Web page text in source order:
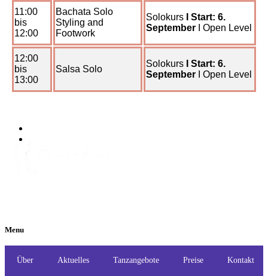
11:00
bis
12:00
Bachata Solo
Styling and
Footwork
Solokurs
I Start: 6.
September I Open Level
12:00
bis
13:00
Salsa Solo
Solokurs
I Start: 6.
September I Open Level
Menu
Über Aktuelles Tanzangebote Preise Kontakt